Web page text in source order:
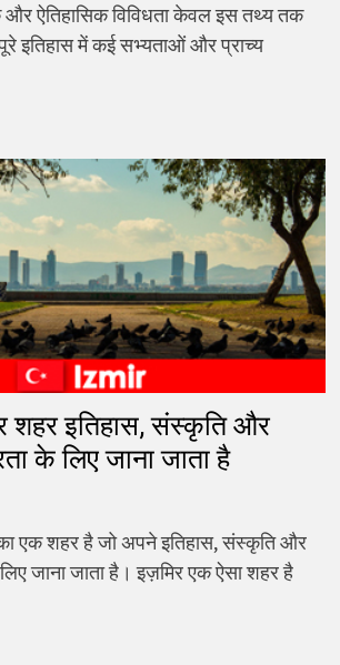
और ऐतिहासिक विविधता केवल इस तथ्य तक
इतिहास में कई सभ्यताओं और प्राच्य
शहर इतिहास, संस्कृति और
के लिए जाना जाता है
का एक शहर है जो अपने इतिहास, संस्कृति और
जाना जाता है। इज़मिर एक ऐसा शहर है